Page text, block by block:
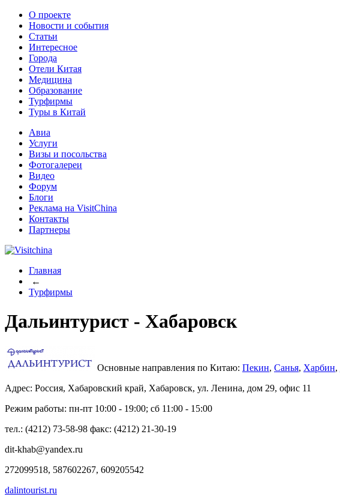
О проекте
Новости и события
Статьи
Интересное
Города
Отели Китая
Медицина
Образование
Турфирмы
Туры в Китай
Авиа
Услуги
Визы и посольства
Фотогалереи
Видео
Форум
Блоги
Реклама на VisitChina
Контакты
Партнеры
Главная
←
Турфирмы
Дальинтурист - Хабаровск
Основные направления по Китаю: Пекин, Санья, Харбин,
Адрес: Россия, Хабаровский край, Хабаровск, ул. Ленина, дом 29, офис 11
Режим работы: пн-пт 10:00 - 19:00; сб 11:00 - 15:00
тел.: (4212) 73-58-98 факс: (4212) 21-30-19
dit-khab@yandex.ru
272099518, 587602267, 609205542
dalintourist.ru